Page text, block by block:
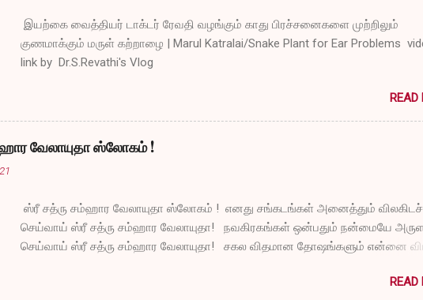
இயற்கை வைத்தியர் டாக்டர் ரேவதி வழங்கும் காது பிரச்சனைகளை முற்றிலும்
குணமாக்கும் மருள் கற்றாழை | Marul Katralai/Snake Plant for Ear Problems
link by Dr.S.Revathi's Vlog
READ
வேலாயுதா ஸ்லோகம் !
ஸ்ரீ சத்ரு சம்ஹார வேலாயுதா ஸ்லோகம் ! எனது சங்கடங்கள் அனைத்தும் விலகிடச்
செய்வாய் ஸ்ரீ சத்ரு சம்ஹார வேலாயுதா! நவகிரகங்கள் ஒன்பதும் நன்மையே
செய்வாய் ஸ்ரீ சத்ரு சம்ஹார வேலாயுதா! சகல விதமான தோஷங்களும் என்னை
அகல வேண்டும் ஸ்ரீ சத்ரு சம்ஹார வேலாயுதா! துக்கங்களிலிருந்து நிவாரணம்READ